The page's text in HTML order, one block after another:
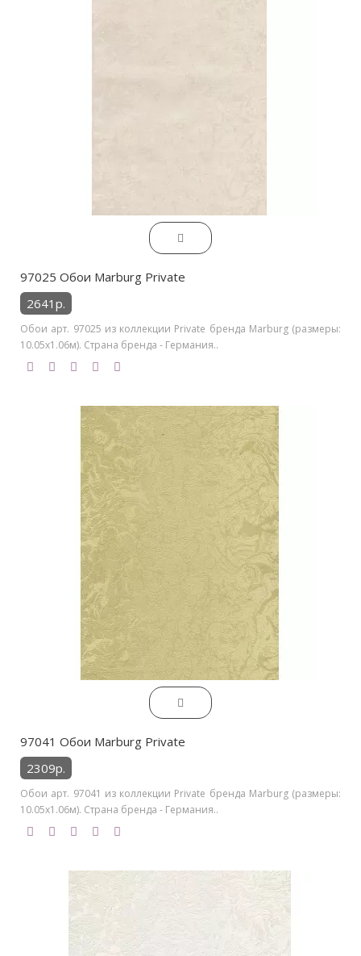
97025 Обои Marburg Private
2641р.
Обои арт. 97025 из коллекции Private бренда Marburg (размеры:
10.05х1.06м). Страна бренда - Германия..
97041 Обои Marburg Private
2309р.
Обои арт. 97041 из коллекции Private бренда Marburg (размеры:
10.05х1.06м). Страна бренда - Германия..